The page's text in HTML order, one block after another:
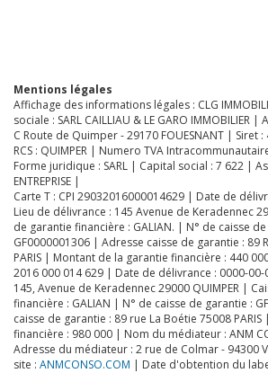
CLIQUER ICI POUR
Mentions légales
Affichage des informations légales : CLG
sociale : SARL CAILLIAU & LE GARO IMMOBILIER
C Route de Quimper - 29170 FOUESNANT | Siret
RCS : QUIMPER | Numero TVA
Forme juridique : SARL | Capital social : 7 622 |
ENTREPRISE |
Carte T : CPI 29032016000014629 | Date de
Lieu de délivrance : 145 Avenue de Keradennec
de garantie financière : GALIAN. | N° de caisse
GF0000001306 | Adresse caisse de garantie : 89
PARIS | Montant de la garantie financière : 440
2016 000 014 629 | Date de délivrance : 0000-
145, Avenue de Keradennec 29000 QUIMPER |
financière : GALIAN | N° de caisse de garantie :
caisse de garantie : 89 rue La Boétie 75008
financière : 980 000 | Nom du médiateur : ANM
Adresse du médiateur : 2 rue de Colmar - 94300
site : ANMCONSO.COM | Date d'obtention du